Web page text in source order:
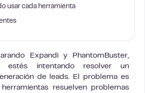
usar cada herramienta
Expandi y PhantomBuster,
estés intentando resolver un
de leads. El problema es
resuelven problemas